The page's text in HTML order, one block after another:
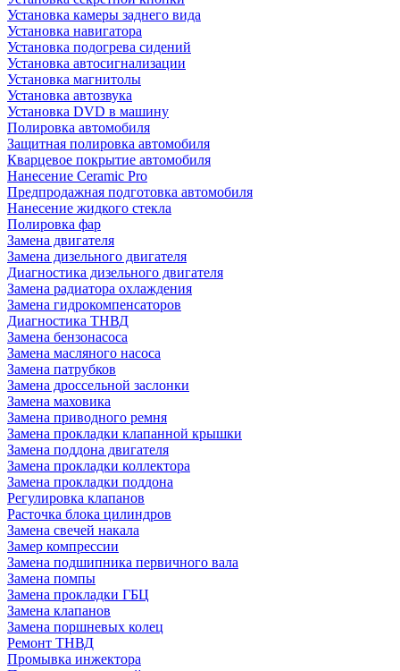
Установка камеры заднего вида
Установка навигатора
Установка подогрева сидений
Установка автосигнализации
Установка магнитолы
Установка автозвука
Установка DVD в машину
Полировка автомобиля
Защитная полировка автомобиля
Кварцевое покрытие автомобиля
Нанесение Ceramic Pro
Предпродажная подготовка автомобиля
Нанесение жидкого стекла
Полировка фар
Замена двигателя
Замена дизельного двигателя
Диагностика дизельного двигателя
Замена радиатора охлаждения
Замена гидрокомпенсаторов
Диагностика ТНВД
Замена бензонасоса
Замена масляного насоса
Замена патрубков
Замена дроссельной заслонки
Замена маховика
Замена приводного ремня
Замена прокладки клапанной крышки
Замена поддона двигателя
Замена прокладки коллектора
Замена прокладки поддона
Регулировка клапанов
Расточка блока цилиндров
Замена свечей накала
Замер компрессии
Замена подшипника первичного вала
Замена помпы
Замена прокладки ГБЦ
Замена клапанов
Замена поршневых колец
Ремонт ТНВД
Промывка инжектора